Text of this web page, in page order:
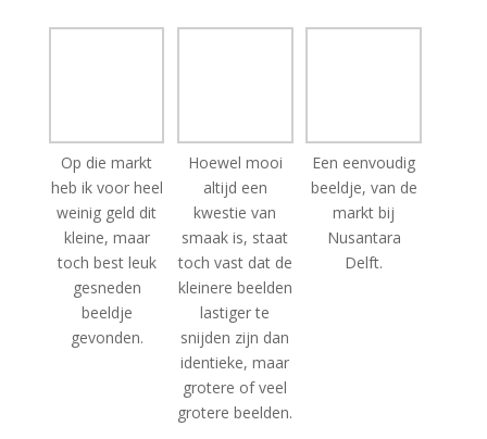
heb ik voor heel
weinig geld dit
kleine, maar
toch best leuk
gesneden
beeldje
gevonden.
altijd een
kwestie van
smaak is, staat
toch vast dat de
kleinere beelden
lastiger te
snijden zijn dan
identieke, maar
grotere of veel
grotere beelden.
beeldje, van de
markt bij
Nusantara
Delft.